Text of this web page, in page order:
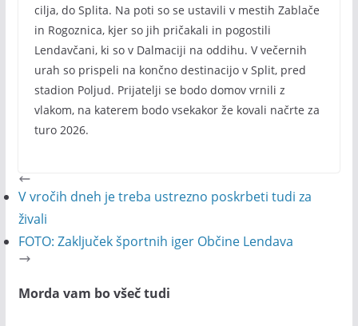
cilja, do Splita. Na poti so se ustavili v mestih Zablače
in Rogoznica, kjer so jih pričakali in pogostili
Lendavčani, ki so v Dalmaciji na oddihu. V večernih
urah so prispeli na končno destinacijo v Split, pred
stadion Poljud. Prijatelji se bodo domov vrnili z
vlakom, na katerem bodo vsekakor že kovali načrte za
turo 2026.
V vročih dneh je treba ustrezno poskrbeti tudi za
živali
FOTO: Zaključek športnih iger Občine Lendava
Morda vam bo všeč tudi